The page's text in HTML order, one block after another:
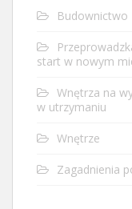
Budownictwo
start w nowym
Wnętrza na
w utrzymaniu
Wnętrze
Zagadnienia